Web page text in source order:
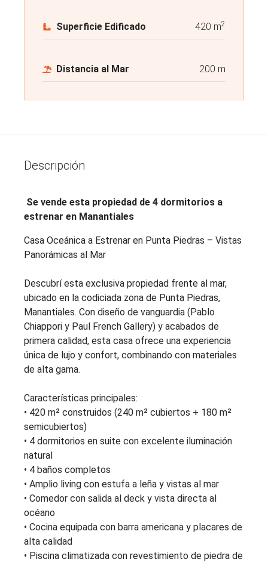
Superficie Edificado 420 m2
Distancia al Mar 200 m
Descripción
Se vende esta propiedad de 4 dormitorios a
estrenar en Manantiales
Casa Oceánica a Estrenar en Punta Piedras – Vistas
Panorámicas al Mar
Descubrí esta exclusiva propiedad frente al mar,
ubicado en la codiciada zona de Punta Piedras,
Manantiales. Con diseño de vanguardia (Pablo
Chiappori y Paul French Gallery) y acabados de
primera calidad, esta casa ofrece una experiencia
única de lujo y confort, combinando con materiales
de alta gama.
Características principales:
• 420 m² construidos (240 m² cubiertos + 180 m²
semicubiertos)
• 4 dormitorios en suite con excelente iluminación
natural
• 4 baños completos
• Amplio living con estufa a leña y vistas al mar
• Comedor con salida al deck y vista directa al
océano
• Cocina equipada con barra americana y placares de
alta calidad
• Piscina climatizada con revestimiento de piedra de